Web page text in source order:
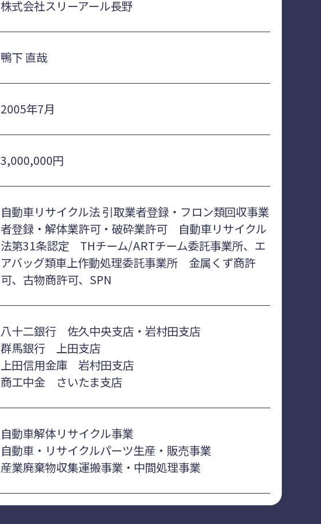
株式会社スリーアール長野
鴨下 直哉
2005年7月
3,000,000円
自動車リサイクル法 引取業者登録・フロン類回収事業
者登録・解体業許可・破砕業許可 自動車リサイクル
法第31条認定 THチーム/ARTチーム委託事業所、エ
アバッグ類車上作動処理委託事業所 金属くず商許
可、古物商許可、SPN
八十二銀行 佐久中央支店・岩村田支店
群馬銀行 上田支店
上田信用金庫 岩村田支店
商工中金 さいたま支店
自動車解体リサイクル事業
自動車・リサイクルパーツ生産・販売事業
産業廃棄物収集運搬事業・中間処理事業